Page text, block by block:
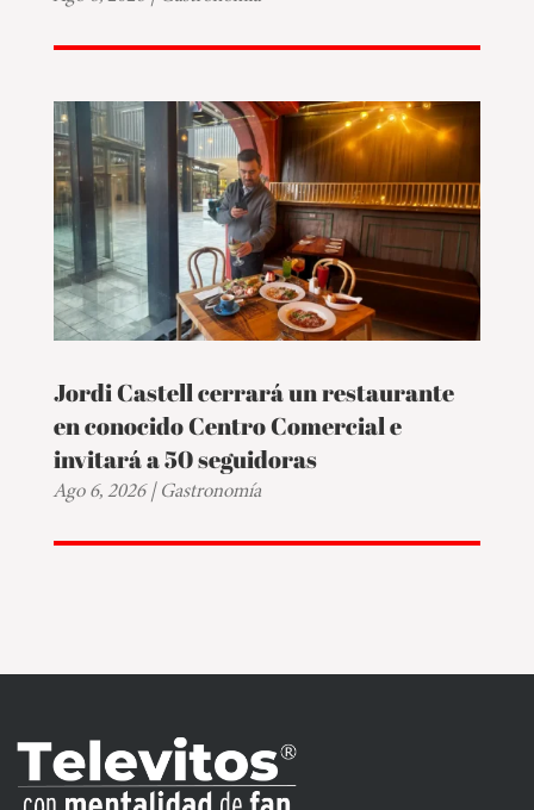
Jordi Castell cerrará un restaurante
en conocido Centro Comercial e
invitará a 50 seguidoras
Ago 6, 2026|Gastronomía